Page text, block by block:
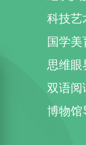
科技艺
国学美
思维眼
双语阅
博物馆